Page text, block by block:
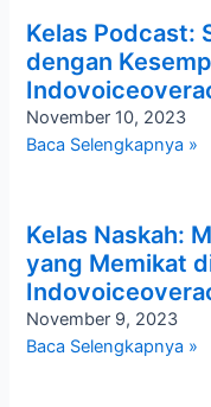
Kelas Podcast:
dengan
November 10, 2023
Baca Selengkapnya »
Kelas Naskah:
yang Memikat
November 9, 2023
Baca Selengkapnya »